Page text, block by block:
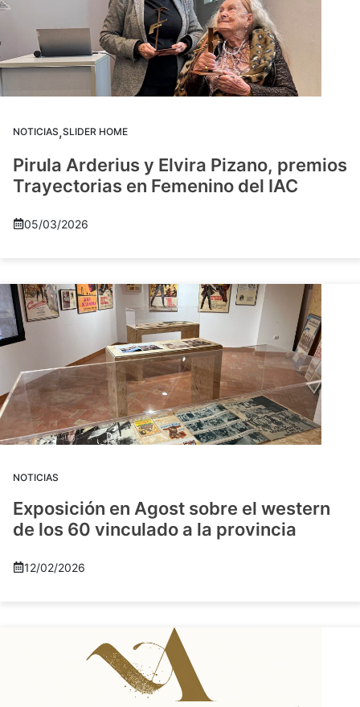
NOTICIAS,SLIDER HOME
Pirula Arderius y Elvira Pizano, premios
Trayectorias en Femenino del IAC
05/03/2026
NOTICIAS
Exposición en Agost sobre el western
de los 60 vinculado a la provincia
12/02/2026